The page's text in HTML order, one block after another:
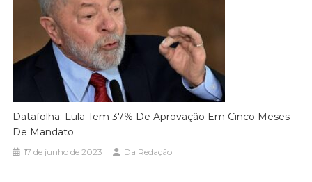
Datafolha: Lula Tem 37% De Aprovação Em Cinco Meses
De Mandato
17 de junho de 2023 Da Redação